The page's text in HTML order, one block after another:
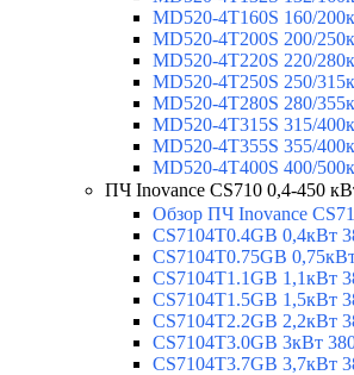
MD520-4T160S 160/
MD520-4T200S 200/
MD520-4T220S 220/
MD520-4T250S 250/
MD520-4T280S 280/
MD520-4T315S 315/
MD520-4T355S 355/
MD520-4T400S 400/
ПЧ Inovance CS710 0,4-450
Обзор ПЧ Inovance
CS7104T0.4GB 0,4кВт
CS7104T0.75GB
CS7104T1.1GB 1,1кВт
CS7104T1.5GB 1,5кВт
CS7104T2.2GB 2,2кВт
CS7104T3.0GB 3кВт
CS7104T3.7GB 3,7кВт